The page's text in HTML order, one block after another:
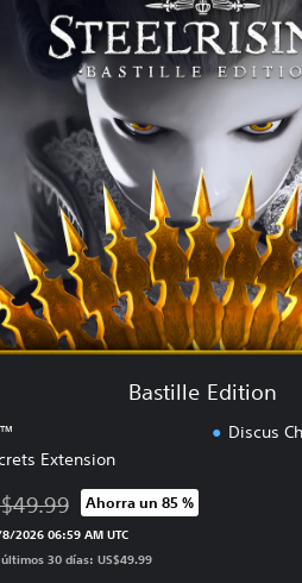
Bastille Edition
Extension
Discus
del precio original de US$49.99
Ahorra un 85 %
2026 06:59 AM UTC
30 días: US$49.99